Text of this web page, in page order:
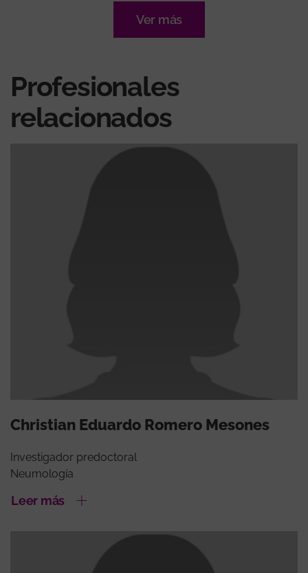
Ver más
Profesionales
relacionados
Christian Eduardo Romero Mesones
Investigador predoctoral
Neumología
Leer más